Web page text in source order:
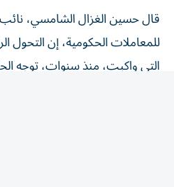
للمعاملات الحكومية، إن التحول
التي واكبت، منذ سنوات، توجه
الذكية، مؤكداً أن «إنجازات»